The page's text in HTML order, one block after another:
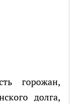
горожан,
долга,